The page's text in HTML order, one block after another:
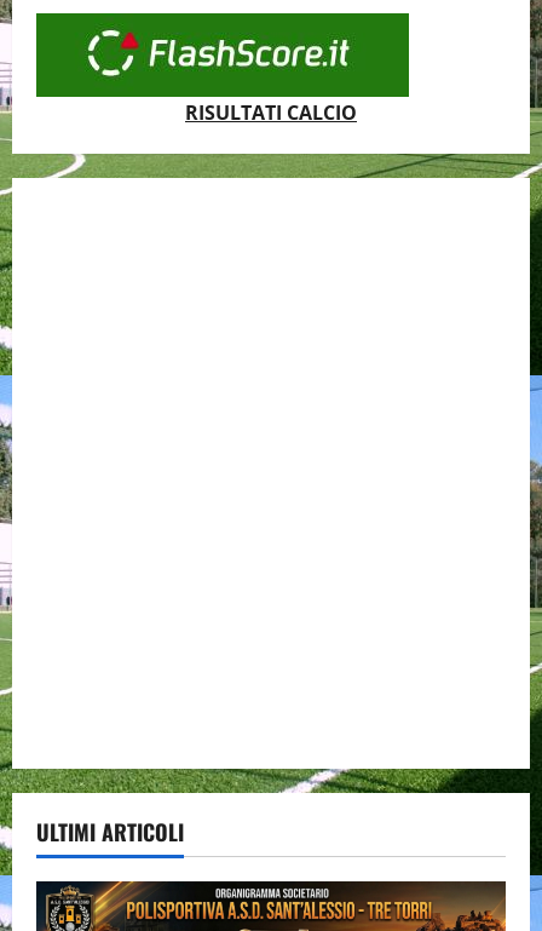
RISULTATI CALCIO
ULTIMI ARTICOLI